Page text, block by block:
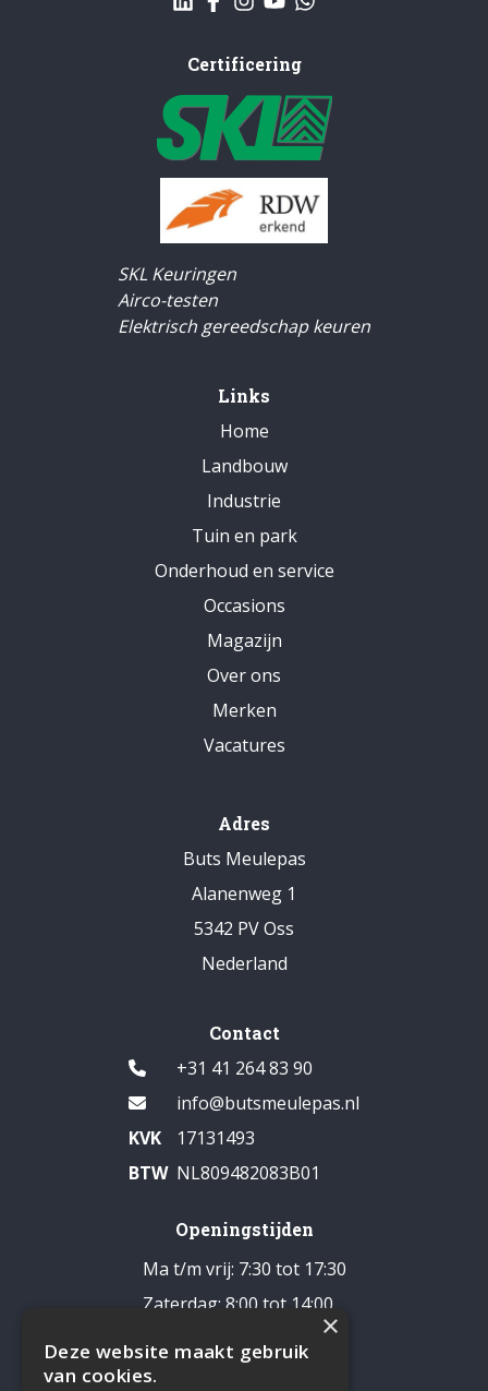
Certificering
SKL Keuringen
Airco-testen
Elektrisch gereedschap keuren
Links
Home
Landbouw
Industrie
Tuin en park
Onderhoud en service
Occasions
Magazijn
Over ons
Merken
Vacatures
Adres
Buts Meulepas
Alanenweg 1
5342 PV Oss
Nederland
Contact
+31 41 264 83 90
info@butsmeulepas.nl
KVK
17131493
BTW NL809482083B01
Openingstijden
Ma t/m vrij: 7:30 tot 17:30
Zaterdag: 8:00 tot 14:00
Zondag: gesloten
×
Deze website maakt gebruik
van cookies.